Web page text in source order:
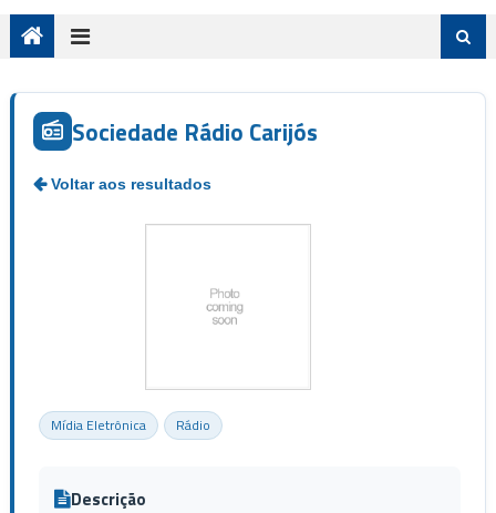
Sociedade Rádio Carijós
Mídia Eletrônica Rádio
Descrição